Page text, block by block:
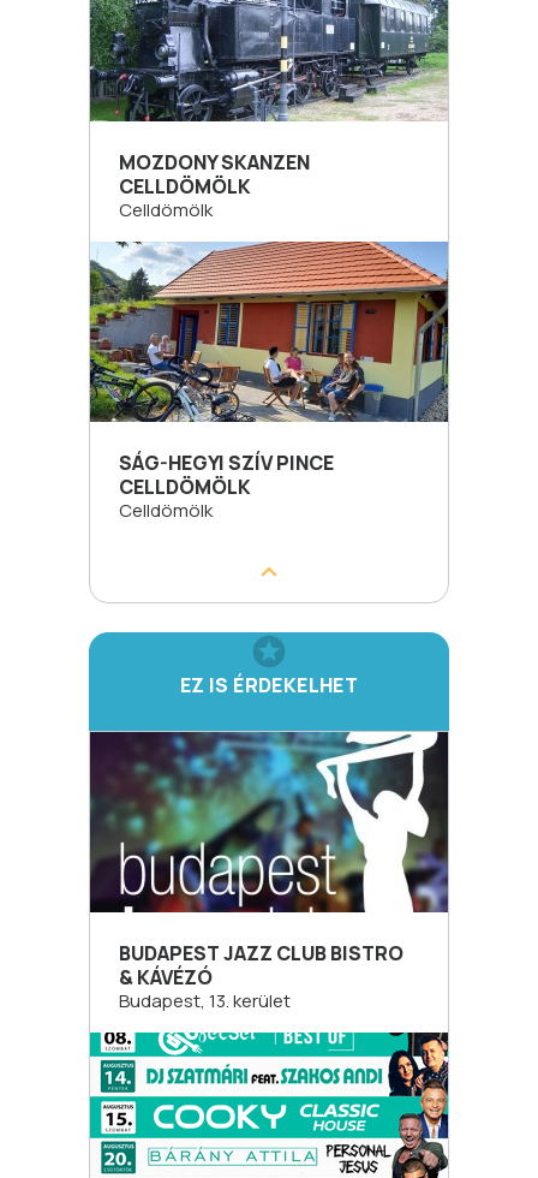
MOZDONY SKANZEN
CELLDÖMÖLK
Celldömölk
SÁG-HEGYI SZÍV PINCE
CELLDÖMÖLK
Celldömölk
EZ IS ÉRDEKELHET
BUDAPEST JAZZ CLUB BISTRO
& KÁVÉZÓ
Budapest, 13. kerület